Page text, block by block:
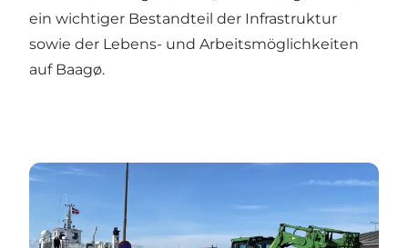
ein wichtiger Bestandteil der Infrastruktur
sowie der Lebens- und Arbeitsmöglichkeiten
auf Baagø.